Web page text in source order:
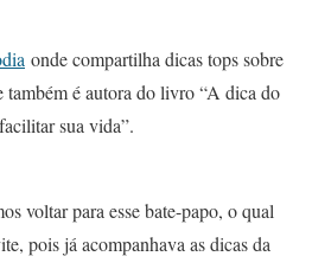
onde compartilha dicas tops sobre
também é autora do livro “A dica do
sua vida”.
voltar para esse bate-papo, o qual
pois já acompanhava as dicas da